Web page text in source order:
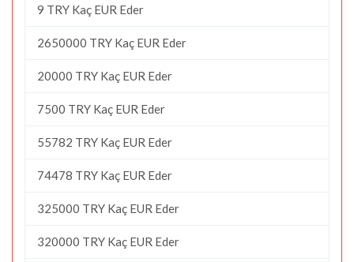
9 TRY Kaç EUR Eder
2650000 TRY Kaç EUR Eder
20000 TRY Kaç EUR Eder
7500 TRY Kaç EUR Eder
55782 TRY Kaç EUR Eder
74478 TRY Kaç EUR Eder
325000 TRY Kaç EUR Eder
320000 TRY Kaç EUR Eder